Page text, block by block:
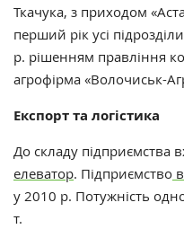
Ткачука, з приходом
перший рік усі
р. рішенням правління
агрофірма «Волочиськ-
Експорт та логістика
До складу підприємства
елеватор. Підприємство
у 2010 р. Потужність
т.